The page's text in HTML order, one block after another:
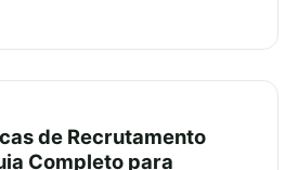
de Recrutamento
Completo para